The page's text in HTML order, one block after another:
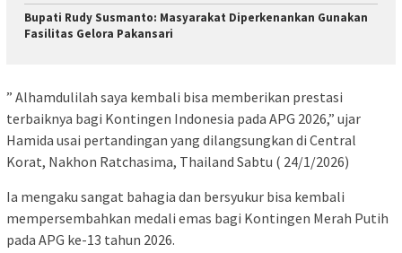
Bupati Rudy Susmanto: Masyarakat Diperkenankan Gunakan
Fasilitas Gelora Pakansari
” Alhamdulilah saya kembali bisa memberikan prestasi
terbaiknya bagi Kontingen Indonesia pada APG 2026,” ujar
Hamida usai pertandingan yang dilangsungkan di Central
Korat, Nakhon Ratchasima, Thailand Sabtu ( 24/1/2026)
Ia mengaku sangat bahagia dan bersyukur bisa kembali
mempersembahkan medali emas bagi Kontingen Merah Putih
pada APG ke-13 tahun 2026.